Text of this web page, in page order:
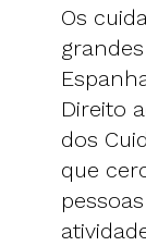
Os
Direito
dos
que